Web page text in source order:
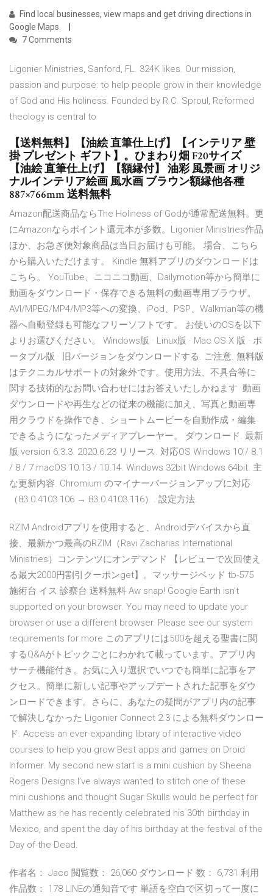
Find local businesses, view maps and get driving directions in
Google Maps.
7 Comments
Ligonier Ministries, Sanford, FL. 324K likes. Our mission,
passion and purpose: to help people grow in their knowledge
of God and His holiness. Founded by R.C. Sproul, Reformed
theology is central to
【送料無料】【油絵 直筆仕上げ】【インテリア 壁
掛 プレゼント ギフト】。ひまわり畑 F20サイズ
【油絵 直筆仕上げ】【額縁付】 油彩 風景画 オリジ
ナルインテリア絵画 風水画 ブラウン額縁他各種
887×766mm 送料無料
Amazon配送商品ならThe Holiness of Godが通常配送無料。更
にAmazonならポイント還元本が多数。Ligonier Ministries作品
ほか、お急ぎ便対象商品は当日お届けも可能。 場合、こちら
から購入いただけます。 Kindle 無料アプリのダウンロードは
こちら。 YouTube、ニコニコ動画、Dailymotion等から簡単に
動画をダウンロード・保存できる無料の動画専用ブラウザ。
AVI/MPEG/MP4/MP3等への変換、iPod、PSP、Walkman等の機
器へ自動登録も可能なフリーソフトです。 お使いのOSを以下
よりお選びください。 Windows版 · Linux版 · Mac OS X 版 · ポ
ータブル版 · 旧バージョンをダウンロードする. ご注意. 無料版
はテクニカルサポートの対象外です。使用方法、不具合等に
関する技術的なお問い合わせにはお答えいたしかねます 動画
ダウンロードや再生などの従来の機能に加え、写真と動画専
用クラウドを操作でき、ショートムービーを自動作成・編集
できるようになったメディアプレーヤー。 ダウンロード. 最新
版 version 6.3.3. 2020.6.23 リリース. 対応OS Windows 10 / 8.1
/ 8 / 7 macOS 10.13 / 10.14. Windows 32bit Windows 64bit. 主
な更新内容. Chromium のマイナーバージョンアップに対応
（83.0.4103.106 → 83.0.4103.116）. 設定方法.
RZIM Androidアプリを使用すると、Androidデバイスから直
接、最新かつ最高のRZIM（Ravi Zacharias International
Ministries）コンテンツにオンデマンド 【レビューで次回使え
る最大2000円割引クーポンget】。マッサージベッド tb-575
施術台 イス 診察台 送料無料 Aw snap! Google Earth isn't
supported on your browser. You may need to update your
browser or use a different browser. Please see our system
requirements for more ‎このアプリには500を超える聖書に関
するQ&Aがトピックごとにわかれて載っています。アプリ内
サーチ機能付き。お気に入り選択でいつでも簡単に記事をア
クセス。簡単に新しい記事やアップデートされた記事をダウ
ンロードできます。さらに、あなたの疑問がアプリ内の記事
で解決しなかった Ligonier Connect 2.3 による無料ダウンロー
ド. Access an ever-expanding library of interactive video
courses to help you grow Best apps and games on Droid
Informer. My second new start is a mini cushion by Sheena
Rogers Designs.I’ve always wanted to stitch one of these
mini cushions and thought Sugar Skulls would be perfect for
Matthew as he has recently celebrated his 30th birthday in
Mexico, and spent the day of his birthday at the festival of the
Day of the Dead.
作者名： Jaco 閲覧数： 26,060 ダウンロード 数： 6,731 利用
作品数： 178 LINEの通知音です 単語を空白で区切って一度に